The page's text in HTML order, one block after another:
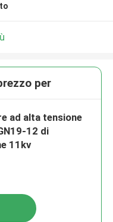
per
ad alta tensione
12 di
11kv